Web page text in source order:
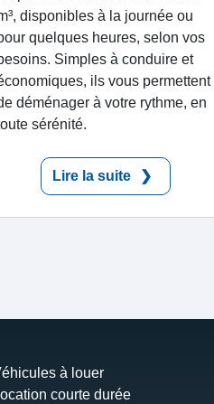
disponibles à la journée ou
quelques heures, selon vos
Simples à conduire et
ils vous permettent
déménager à votre rythme, en
sérénité.
Lire la suite
à louer
courte durée